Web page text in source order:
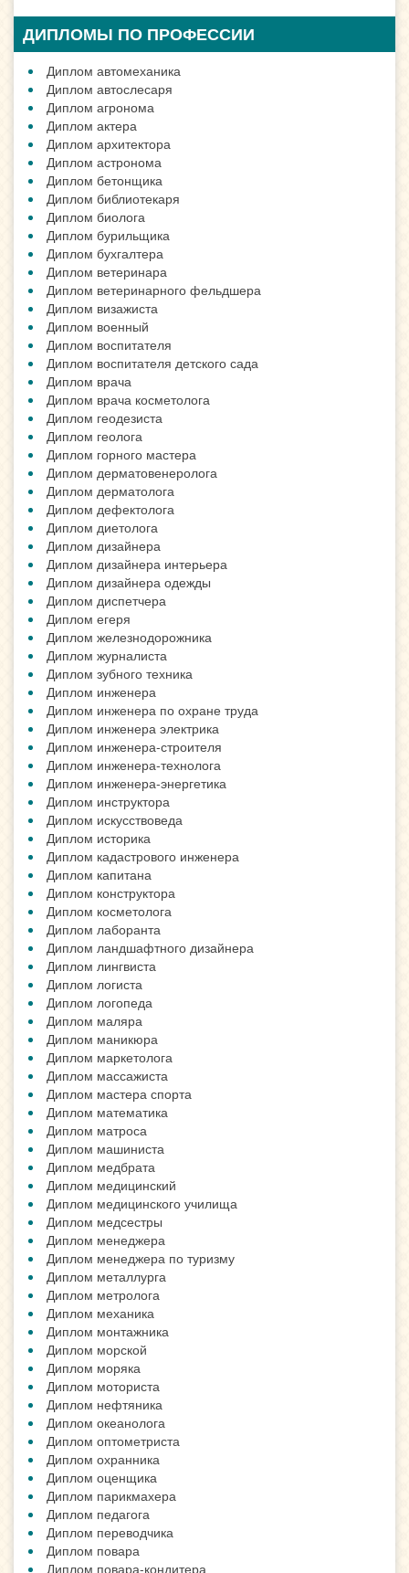
ДИПЛОМЫ ПО ПРОФЕССИИ
Диплом автомеханика
Диплом автослесаря
Диплом агронома
Диплом актера
Диплом архитектора
Диплом астронома
Диплом бетонщика
Диплом библиотекаря
Диплом биолога
Диплом бурильщика
Диплом бухгалтера
Диплом ветеринара
Диплом ветеринарного фельдшера
Диплом визажиста
Диплом военный
Диплом воспитателя
Диплом воспитателя детского сада
Диплом врача
Диплом врача косметолога
Диплом геодезиста
Диплом геолога
Диплом горного мастера
Диплом дерматовенеролога
Диплом дерматолога
Диплом дефектолога
Диплом диетолога
Диплом дизайнера
Диплом дизайнера интерьера
Диплом дизайнера одежды
Диплом диспетчера
Диплом егеря
Диплом железнодорожника
Диплом журналиста
Диплом зубного техника
Диплом инженера
Диплом инженера по охране труда
Диплом инженера электрика
Диплом инженера-строителя
Диплом инженера-технолога
Диплом инженера-энергетика
Диплом инструктора
Диплом искусствоведа
Диплом историка
Диплом кадастрового инженера
Диплом капитана
Диплом конструктора
Диплом косметолога
Диплом лаборанта
Диплом ландшафтного дизайнера
Диплом лингвиста
Диплом логиста
Диплом логопеда
Диплом маляра
Диплом маникюра
Диплом маркетолога
Диплом массажиста
Диплом мастера спорта
Диплом математика
Диплом матроса
Диплом машиниста
Диплом медбрата
Диплом медицинский
Диплом медицинского училища
Диплом медсестры
Диплом менеджера
Диплом менеджера по туризму
Диплом металлурга
Диплом метролога
Диплом механика
Диплом монтажника
Диплом морской
Диплом моряка
Диплом моториста
Диплом нефтяника
Диплом океанолога
Диплом оптометриста
Диплом охранника
Диплом оценщика
Диплом парикмахера
Диплом педагога
Диплом переводчика
Диплом повара
Диплом повара-кондитера